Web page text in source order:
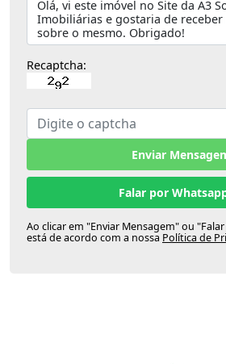
Recaptcha:
Enviar
Falar por
Ao clicar em "Enviar Mensagem" ou
está de acordo com a nossa Política de